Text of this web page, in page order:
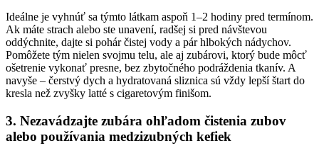
Ideálne je vyhnúť sa týmto látkam aspoň 1–2 hodiny pred termínom.
Ak máte strach alebo ste unavení, radšej si pred návštevou
oddýchnite, dajte si pohár čistej vody a pár hlbokých nádychov.
Pomôžete tým nielen svojmu telu, ale aj zubárovi, ktorý bude môcť
ošetrenie vykonať presne, bez zbytočného podráždenia tkanív. A
navyše – čerstvý dych a hydratovaná sliznica sú vždy lepší štart do
kresla než zvyšky latté s cigaretovým finišom.
3. Nezavádzajte zubára ohľadom čistenia zubov
alebo používania medzizubných kefiek